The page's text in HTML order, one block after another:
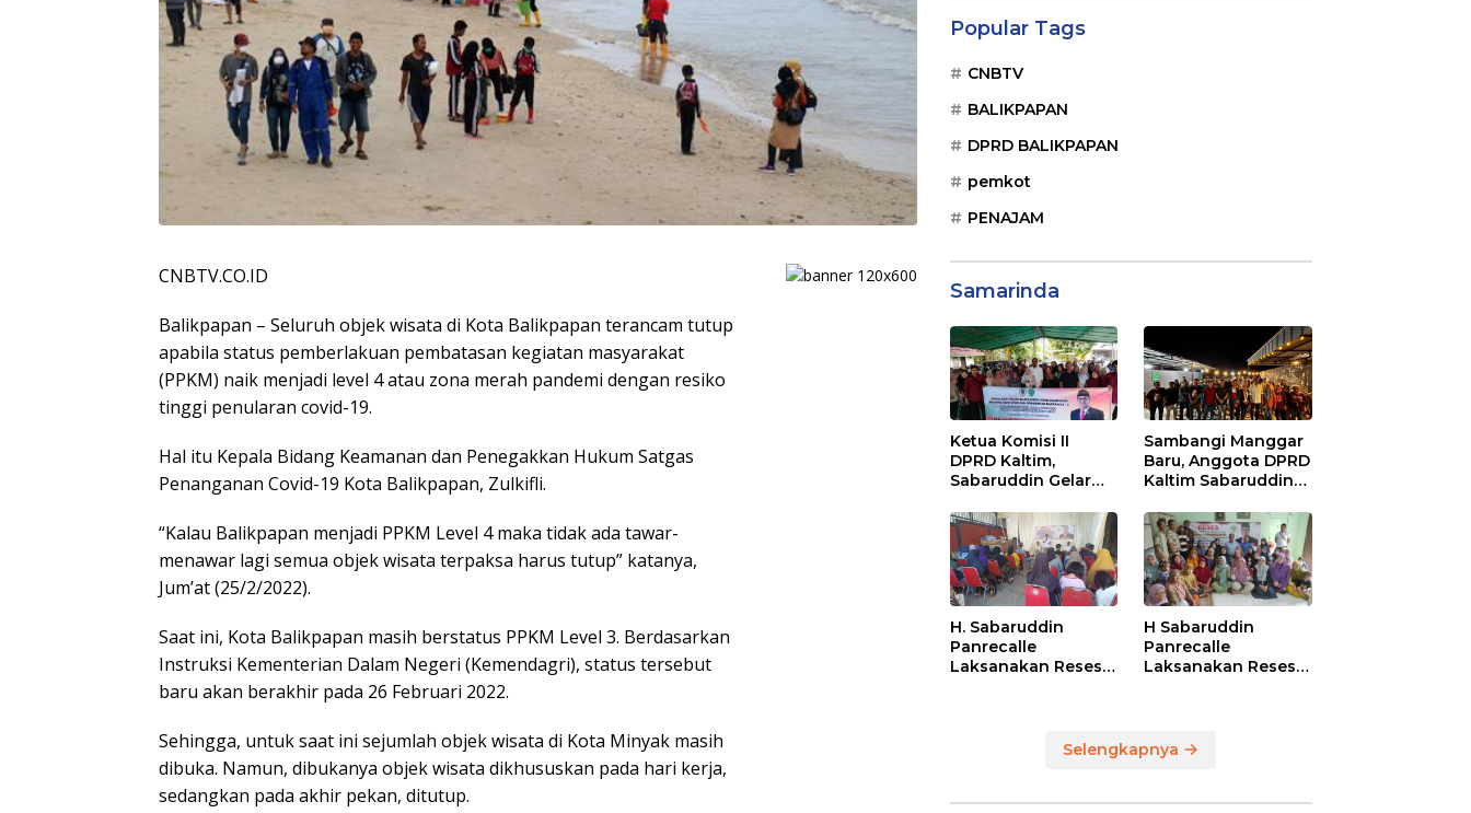
CNBTV.CO.ID
Balikpapan – Seluruh objek wisata di Kota Balikpapan terancam tutup
apabila status pemberlakuan pembatasan kegiatan masyarakat
(PPKM) naik menjadi level 4 atau zona merah pandemi dengan resiko
tinggi penularan covid-19.
Hal itu Kepala Bidang Keamanan dan Penegakkan Hukum Satgas
Penanganan Covid-19 Kota Balikpapan, Zulkifli.
“Kalau Balikpapan menjadi PPKM Level 4 maka tidak ada tawar-
menawar lagi semua objek wisata terpaksa harus tutup” katanya,
Jum’at (25/2/2022).
Saat ini, Kota Balikpapan masih berstatus PPKM Level 3. Berdasarkan
Instruksi Kementerian Dalam Negeri (Kemendagri), status tersebut
baru akan berakhir pada 26 Februari 2022.
Sehingga, untuk saat ini sejumlah objek wisata di Kota Minyak masih
dibuka. Namun, dibukanya objek wisata dikhususkan pada hari kerja,
sedangkan pada akhir pekan, ditutup.
Popular Tags
CNBTV
BALIKPAPAN
DPRD BALIKPAPAN
pemkot
PENAJAM
Samarinda
Ketua Komisi II
DPRD Kaltim,
Sabaruddin Gelar
Pajak dan Retribusi
Daerah di
Sepinggan Raya
Balikpapan
Sambangi Manggar
Baru, Anggota DPRD
Kaltim Sabaruddin
Kepemudaan di
Balikpapan
H. Sabaruddin
Panrecalle
Laksanakan Reses
H Sabaruddin
Panrecalle
Laksanakan Reses
Selengkapnya